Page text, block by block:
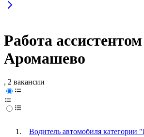
Работа
Аромашево
, 2 вакансии
Водитель автомобиля